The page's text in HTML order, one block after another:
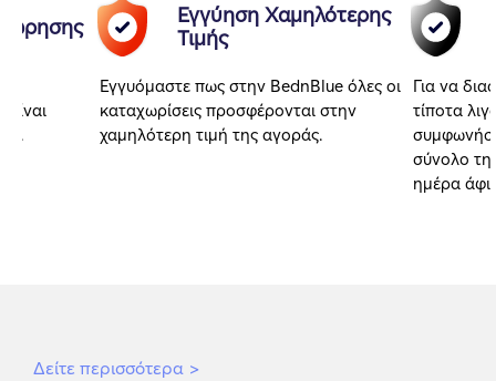
Εγγύηση Χαμηλότερης
Τιμής
Εγγυόμαστε πως στην BednBlue όλες οι
καταχωρίσεις προσφέρονται στην
χαμηλότερη τιμή της αγοράς.
Για να
τίποτα
σύνολο
ημέρα
Δείτε περισσότερα >